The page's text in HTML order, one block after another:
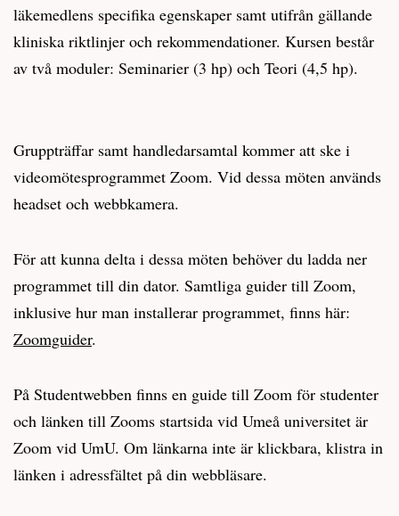
läkemedlens specifika egenskaper samt utifrån gällande
kliniska riktlinjer och rekommendationer. Kursen består
av två moduler: Seminarier (3 hp) och Teori (4,5 hp).
Gruppträffar samt handledarsamtal kommer att ske i
videomötesprogrammet Zoom. Vid dessa möten används
headset och webbkamera.
För att kunna delta i dessa möten behöver du ladda ner
programmet till din dator. Samtliga guider till Zoom,
inklusive hur man installerar programmet, finns här:
Zoomguider.
På Studentwebben finns en guide till Zoom för studenter
och länken till Zooms startsida vid Umeå universitet är
Zoom vid UmU. Om länkarna inte är klickbara, klistra in
länken i adressfältet på din webbläsare.